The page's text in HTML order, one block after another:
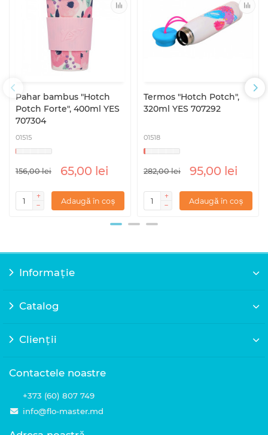
Pahar bambus "Hotch
Potch Forte", 400ml YES
707304
01515
156,00 lei 65,00 lei
Adaugă în coș
Termos "Hotch Potch",
320ml YES 707292
01518
282,00 lei 95,00 lei
Adaugă în coș
Informație
Catalog
Clienții
Contactele noastre
+373 (60) 807 749
info@flo-master.md